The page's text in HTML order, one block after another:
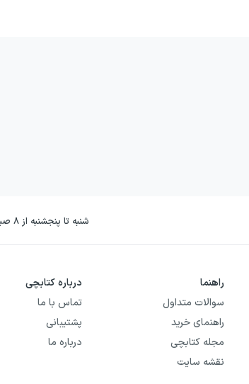
شنبه تا پنجشنبه از ۸ صبح تا ۱۸ عصر بجز روزهای تعطیل
راهنما
سوالات متداول
راهنمای خرید
مجله کتابچی
نقشه سایت
درباره کتابچی
تماس با ما
پشتیبانی
درباره ما